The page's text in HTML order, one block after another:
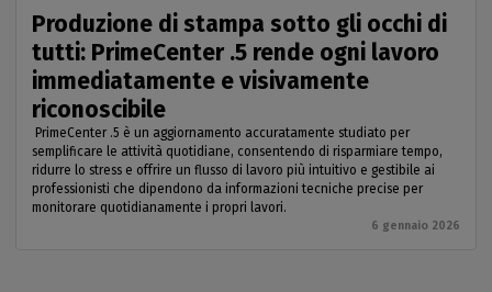
Produzione di stampa sotto gli occhi di
tutti: PrimeCenter .5 rende ogni lavoro
immediatamente e visivamente
riconoscibile
PrimeCenter .5 è un aggiornamento accuratamente studiato per
semplificare le attività quotidiane, consentendo di risparmiare tempo,
ridurre lo stress e offrire un flusso di lavoro più intuitivo e gestibile ai
professionisti che dipendono da informazioni tecniche precise per
monitorare quotidianamente i propri lavori.
6 gennaio 2026